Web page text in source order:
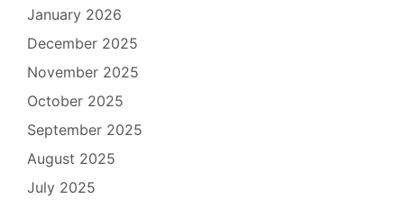
January 2026
December 2025
November 2025
October 2025
September 2025
August 2025
July 2025